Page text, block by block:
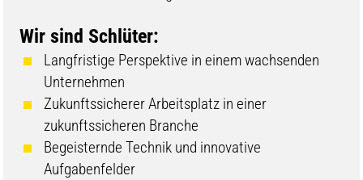
Wir sind Schlüter:
Langfristige Perspektive in einem wachsenden
Unternehmen
Zukunftssicherer Arbeitsplatz in einer
zukunftssicheren Branche
Begeisternde Technik und innovative
Aufgabenfelder